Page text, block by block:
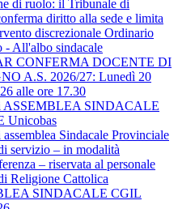
di ruolo: il Tribunale di
diritto alla sede e limita
discrezionale Ordinario
- All'albo sindacale
CONFERMA DOCENTE DI
A.S. 2026/27: Lunedì 20
alle ore 17.30
ASSEMBLEA SINDACALE
Unicobas
Sindacale Provinciale
servizio – in modalità
– riservata al personale
Religione Cattolica
SINDACALE CGIL